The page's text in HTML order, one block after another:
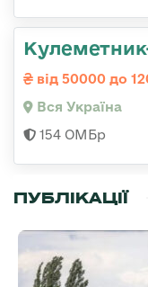
від 50000 до
Вся Україна
154 ОМБр
ПУБЛІКАЦІЇ